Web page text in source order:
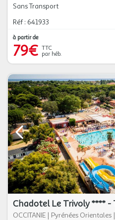
Sans Transport
Réf : 641933
à partir de
79€ TTC
par héb.
Chadotel Le Trivoly **** -
OCCITANIE | Pyrénées Orientales